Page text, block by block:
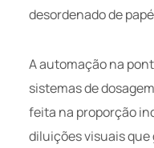
desordenado de
A automação na
sistemas de
feita na proporção
diluições visuais